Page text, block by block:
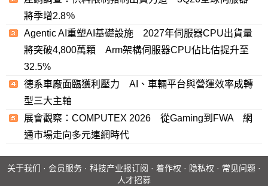
將季增2.8％
Agentic AI重塑AI基礎設施 2027年伺服器CPU出貨量
將突破4,800萬顆 Arm架構伺服器CPU佔比估提升至
32.5%
德系車廠面臨獲利壓力 AI、車輛平台與營運效率成轉
型三大主軸
展會觀察：COMPUTEX 2026 從Gaming到FWA 網
通市場走向多元連網時代
关于我们 · 会员服务 · 科技产业报订阅 · 着作权 · 隐私权 · 常见问题 ·
人才招募